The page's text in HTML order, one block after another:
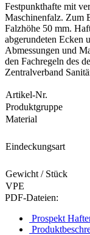
Festpunkthafte mit
Maschinenfalz. Zum
Falzhöhe 50 mm.
abgerundeten Ecken
Abmessungen und
den Fachregeln des
Zentralverband
Artikel-Nr.
Produktgruppe
Material
Eindeckungsart
Gewicht / Stück
VPE
PDF-Dateien:
Prospekt